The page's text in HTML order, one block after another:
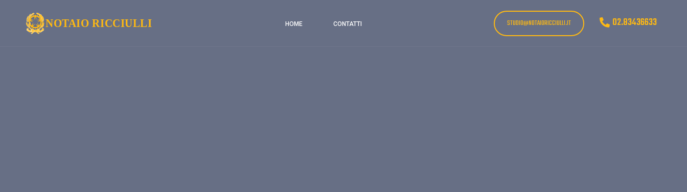
HOME CONTATTI STUDIO@NOTAIORICCIULLI.IT 02.83436633